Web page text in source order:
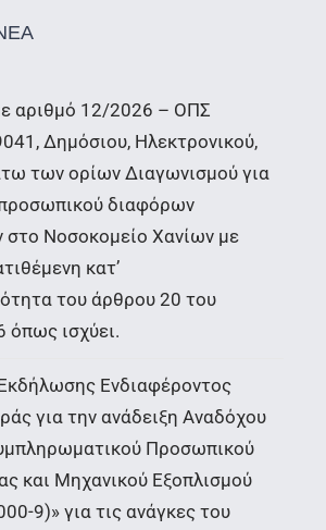
αριθμό 12/2026 – ΟΠΣ
Δημόσιου, Ηλεκτρονικού,
των ορίων Διαγωνισμού για
διαφόρων
στο Νοσοκομείο Χανίων με
κατ’
του άρθρου 20 του
ισχύει.
Ενδιαφέροντος
για την ανάδειξη Αναδόχου
Προσωπικού
και Μηχανικού Εξοπλισμού
9)» για τις ανάγκες του